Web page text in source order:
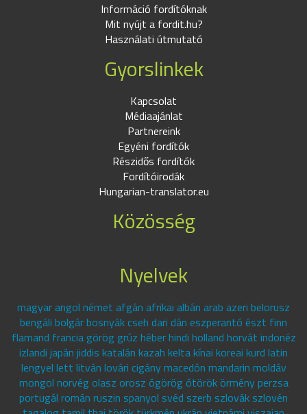
Információ fordítóknak
Mit nyújt a fordit.hu?
Használati útmutató
Gyorslinkek
Kapcsolat
Médiaajánlat
Partnereink
Egyéni fordítók
Részidős fordítók
Fordítóirodák
Hungarian-translator.eu
Közösség
Nyelvek
magyar angol német afgán afrikai albán arab azeri belorusz
bengáli bolgár bosnyák cseh dari dán eszperantó észt finn
flamand francia görög grúz héber hindi holland horvát indonéz
izlandi japán jiddis katalán kazah kelta kínai koreai kurd latin
lengyel lett litván lovári cigány macedón mandarin moldáv
mongol norvég olasz orosz ógörög ótörök örmény perzsa
portugál román ruszin spanyol svéd szerb szlovák szlovén